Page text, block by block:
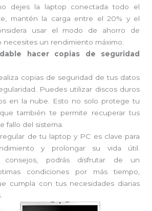
dejes la laptop conectada todo el
mantén la carga entre el 20% y el
usar el modo de ahorro de
necesites un rendimiento máximo.
hacer copias de seguridad
copias de seguridad de tus datos
Puedes utilizar discos duros
en la nube. Esto no solo protege tu
también te permite recuperar tus
fallo del sistema.
de tu laptop y PC es clave para
y prolongar su vida útil.
consejos, podrás disfrutar de un
condiciones por más tiempo,
cumpla con tus necesidades diarias